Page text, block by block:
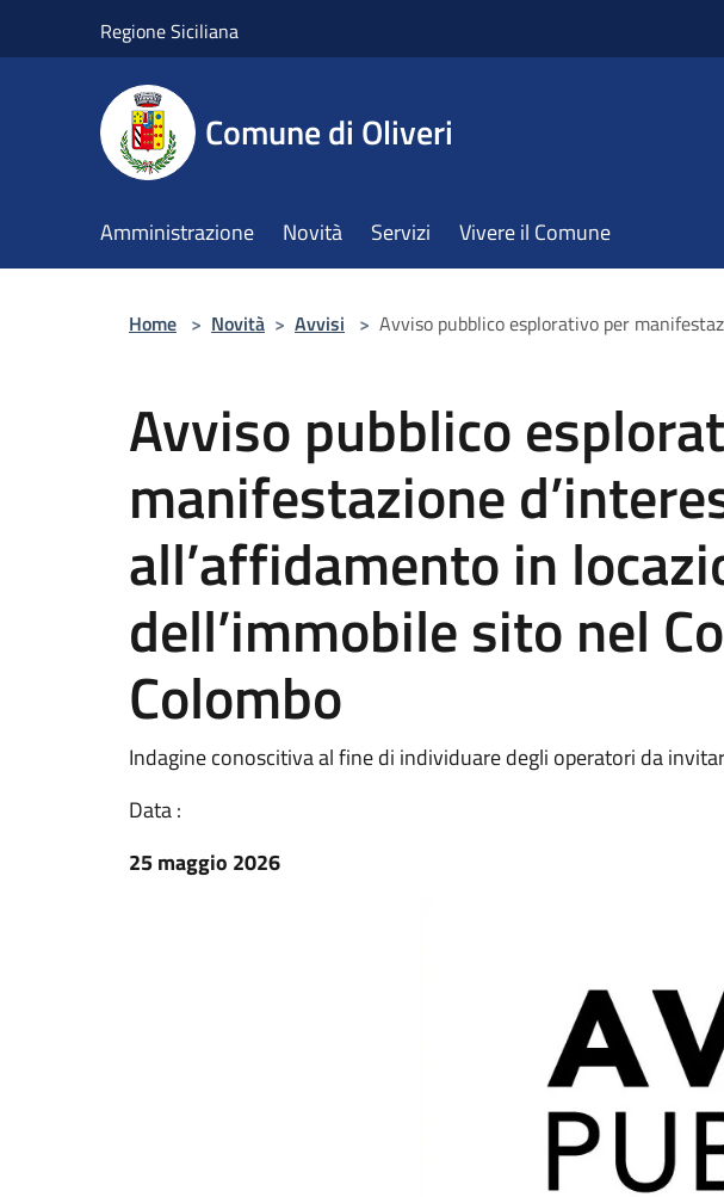
Regione Siciliana
Comune di Oliveri
Amministrazione Novità Servizi Vivere il Comune
Home > Novità > Avvisi > Avviso pubblico esplorativo per
Avviso pubblico
manifestazione
all’affidamento in
dell’immobile sito nel
Colombo
Indagine conoscitiva al fine di individuare degli operatori da
Data :
25 maggio 2026